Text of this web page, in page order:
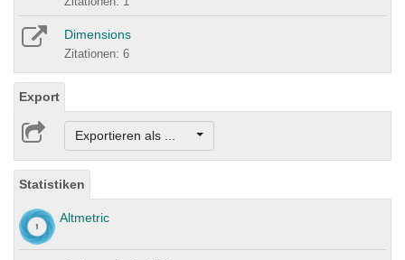
Dimensions
Zitationen: 6
Export
Exportieren als ...
Statistiken
Altmetric